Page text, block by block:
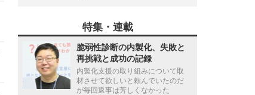
特集・連載
脆弱性診断の内製化、失敗と
再挑戦と成功の記録
内製化支援の取り組みについて取
材させて欲しいと頼んでいたのだ
が毎回返事は芳しくなかった